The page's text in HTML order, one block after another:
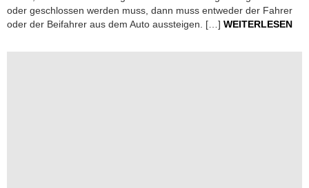
oder geschlossen werden muss, dann muss entweder der Fahrer
oder der Beifahrer aus dem Auto aussteigen. […] WEITERLESEN